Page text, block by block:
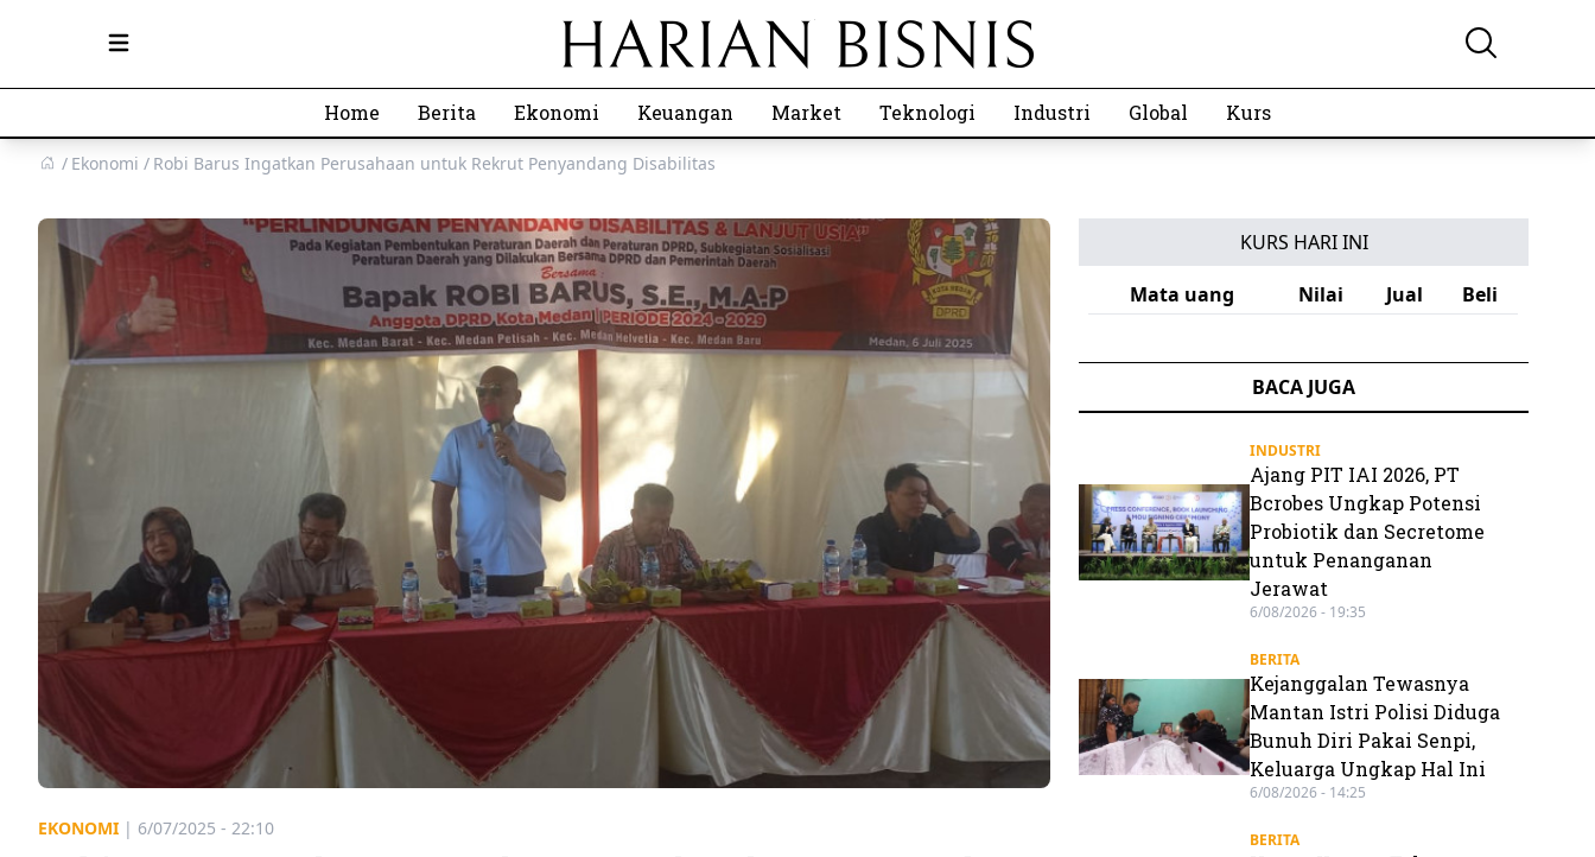
Open main menu
Home Berita Ekonomi Keuangan Market Teknologi Industri Global Kurs
Ekonomi Robi Barus Ingatkan Perusahaan untuk Rekrut Penyandang Disabilitas
EKONOMI | 6/07/2025 - 22:10
KURS HARI INI
Mata uang
Nilai Jual Beli
BACA JUGA
INDUSTRI
Ajang PIT IAI 2026, PT
Bcrobes Ungkap Potensi
Probiotik dan Secretome
untuk Penanganan
Jerawat
6/08/2026 - 19:35
BERITA
Kejanggalan Tewasnya
Mantan Istri Polisi Diduga
Bunuh Diri Pakai Senpi,
Keluarga Ungkap Hal Ini
6/08/2026 - 14:25
BERITA